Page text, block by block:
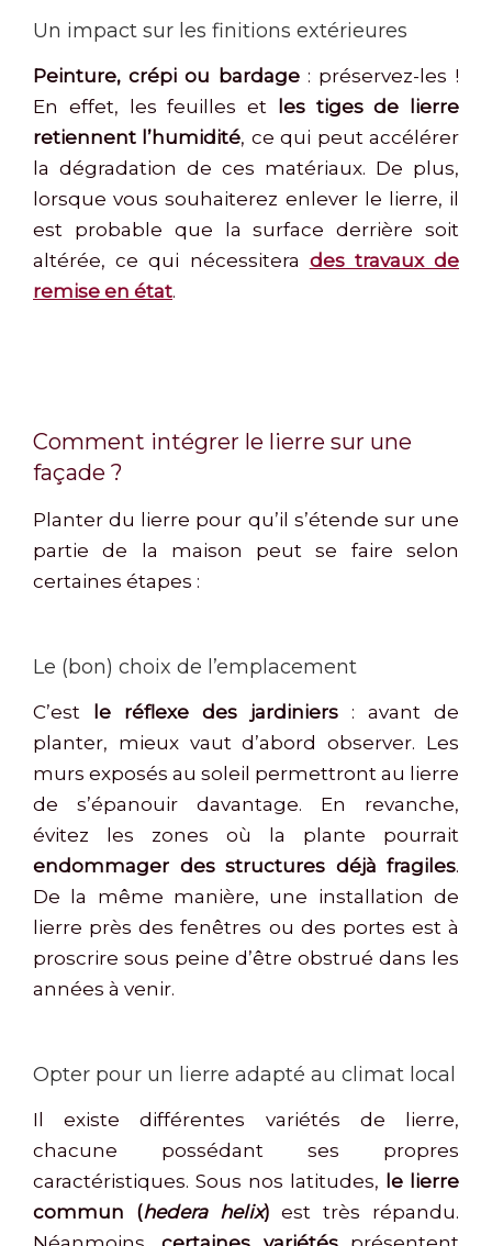
Un impact sur les finitions extérieures
Peinture, crépi ou bardage: préservez-les !
En effet, les feuilles et
les tiges de lierre
retiennent l’humidité, ce qui peut accélérer
la dégradation de ces matériaux. De plus,
lorsque vous souhaiterez enlever le lierre, il
est probable que la surface derrière soit
altérée, ce qui nécessitera des travaux de
remise en état.
Comment intégrer le lierre sur une
façade ?
Planter du lierre pour qu’il s’étende sur une
partie de la maison peut se faire selon
certaines étapes :
Le (bon) choix de l’emplacement
C’est le réflexe des jardiniers : avant de
planter, mieux vaut d’abord observer. Les
murs exposés au soleil permettront au lierre
de s’épanouir davantage. En revanche,
évitez les zones où la plante pourrait
endommager des structures déjà fragiles.
De la même manière, une installation de
lierre près des fenêtres ou des portes est à
proscrire sous peine d’être obstrué dans les
années à venir.
Opter pour un lierre adapté au climat local
Il existe différentes variétés de lierre,
chacune possédant ses propres
caractéristiques. Sous nos latitudes, le lierre
commun (hedera helix) est très répandu.